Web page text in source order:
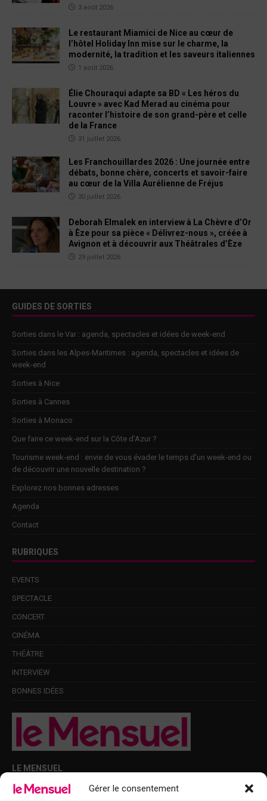
Gérer le consentement
3 août 2026
Le restaurant Miamici de Nice au cœur de
l’hôtel Holiday Inn mise sur le charme, la
modernité, la tradition et les saveurs italiennes
1 août 2026
Élie Chouraqui adapte sa BD « Les héros du
Louvre » avec Kad Merad au cinéma pour
raconter l’histoire de son grand-père et celle
de la France
31 juillet 2026
Les Franchouillardes 2026 : Une journée entre
débats, bonne chère, concerts et savoir-faire
au cœur de la Villa Aurélienne de Fréjus
30 juillet 2026
Deborah Elmalek en interview à La Chèvre d’Or
à Èze pour sa pièce « Délivrez-nous », créée à
Avignon et à découvrir aux Théâtrales d’Èze
29 juillet 2026
GUIDES DE SORTIES
Sorties dans le Var : agenda, spectacles et idées de week-end
Sorties dans les Alpes-Maritimes : agenda, spectacles et idées de
week-end
Sorties à Nice
Sorties à Cannes
Sorties à Monaco
Que faire ce week-end sur la Côte d’Azur ?
Tourisme week-end : envie de vous évader le temps d’un week-end ou
de découvrir une nouvelle destination ?
Explorez nos bonnes adresses
Agenda
Contact
RUBRIQUES
EVENTS
SPECTACLE
CONCERT
CINÉMA
THÉÂTRE
INTERVIEW
BONNES IDÉES
LE MENSUEL
Points de diffusion Var et Alpes-Maritimes : oû trouver Le Mensuel ?